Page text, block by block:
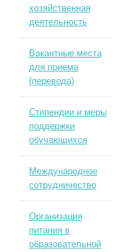
хозяйственная
деятельность
Вакантные места
для приема
(перевода)
Стипендии и меры
поддержки
обучающихся
Международное
сотрудничество
Организация
питания в
образовательной